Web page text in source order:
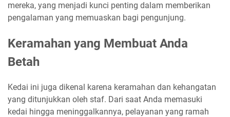
mereka, yang menjadi kunci penting dalam memberikan
pengalaman yang memuaskan bagi pengunjung.
Keramahan yang Membuat Anda
Betah
Kedai ini juga dikenal karena keramahan dan kehangatan
yang ditunjukkan oleh staf. Dari saat Anda memasuki
kedai hingga meninggalkannya, pelayanan yang ramah